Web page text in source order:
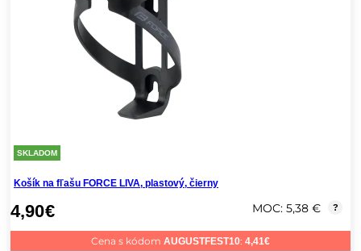
SKLADOM
Košík na fľašu FORCE LIVA, plastový, čierny
4,90€ MOC: 5,38 € ?
Cena s kódom AUGUSTFEST10: 4,41€